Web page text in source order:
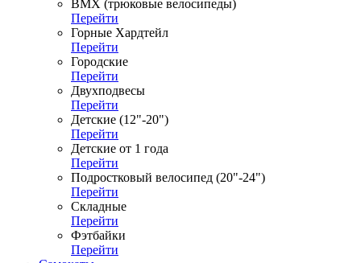
ВМХ (трюковые велосипеды)
Перейти
Горные Хардтейл
Перейти
Городские
Перейти
Двухподвесы
Перейти
Детские (12"-20")
Перейти
Детские от 1 года
Перейти
Подростковый велосипед (20"-24")
Перейти
Складные
Перейти
Фэтбайки
Перейти